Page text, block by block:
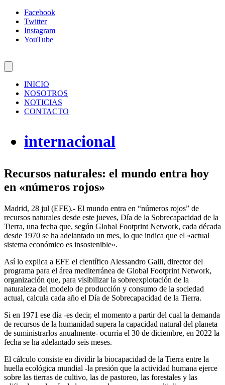
Facebook
Twitter
Instagram
YouTube
INICIO
NOSOTROS
NOTICIAS
CONTACTO
internacional
Recursos naturales: el mundo entra hoy
en «números rojos»
Madrid, 28 jul (EFE).- El mundo entra en “números rojos” de
recursos naturales desde este jueves, Día de la Sobrecapacidad de la
Tierra, una fecha que, según Global Footprint Network, cada década
desde 1970 se ha adelantado un mes, lo que indica que el «actual
sistema económico es insostenible».
Así lo explica a EFE el científico Alessandro Galli, director del
programa para el área mediterránea de Global Footprint Network,
organización que, para visibilizar la sobreexplotación de la
naturaleza del modelo de producción y consumo de la sociedad
actual, calcula cada año el Día de Sobrecapacidad de la Tierra.
Si en 1971 ese día -es decir, el momento a partir del cual la demanda
de recursos de la humanidad supera la capacidad natural del planeta
de suministrarlos anualmente- ocurría el 30 de diciembre, en 2022 la
fecha se ha adelantado seis meses.
El cálculo consiste en dividir la biocapacidad de la Tierra entre la
huella ecológica mundial -la presión que la actividad humana ejerce
sobre las tierras de cultivo, las de pastoreo, las forestales y las